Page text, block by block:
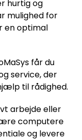
hurtig og
mulighed for
en optimal
får du
service, der
til rådighed.
arbejde eller
computere
og levere